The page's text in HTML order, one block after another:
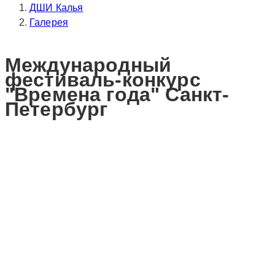
ДШИ Калья
Галерея
Международный
фестиваль-конкурс
"Времена года" Санкт-
Петербург